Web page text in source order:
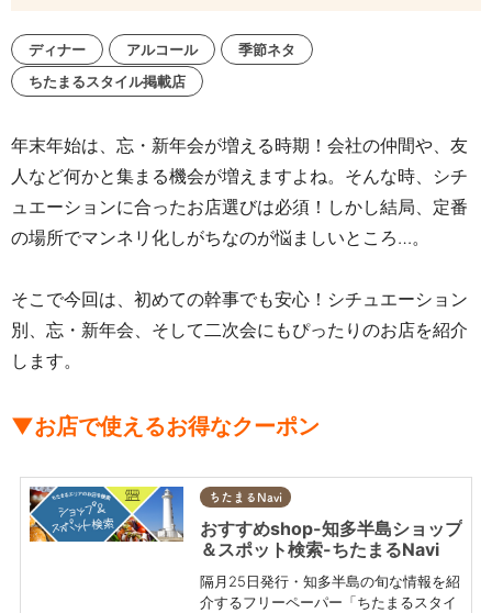
ディナー アルコール
季節ネタ
ちたまるスタイル掲載店
年末年始は、忘・新年会が増える時期！会社の仲間や、友
人など何かと集まる機会が増えますよね。そんな時、シチ
ュエーションに合ったお店選びは必須！しかし結局、定番
の場所でマンネリ化しがちなのが悩ましいところ…。
そこで今回は、初めての幹事でも安心！シチュエーション
別、忘・新年会、そして二次会にもぴったりのお店を紹介
します。
▼お店で使えるお得なクーポン
ちたまるNavi
おすすめshop-知多半島ショップ
＆スポット検索-ちたまるNavi
隔月25日発行・知多半島の旬な情報を紹
介するフリーペーパー「ちたまるスタイ